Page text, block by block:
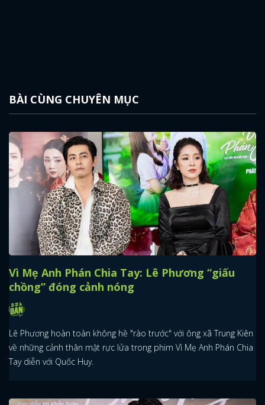
BÀI CÙNG CHUYÊN MỤC
Vì Mẹ Anh Phán Chia Tay: Lê Phương “giấu
chồng” đóng cảnh nóng
Lê Phương hoàn toàn không hề "rào trước" với ông xã Trung Kiên
về những cảnh thân mật rực lửa trong phim Vì Mẹ Anh Phán Chia
Tay diễn với Quốc Huy.